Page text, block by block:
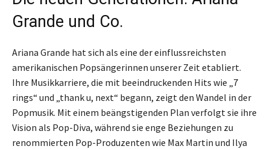
Grande und Co.
Ariana Grande hat sich als eine der einflussreichsten
amerikanischen Popsängerinnen unserer Zeit etabliert.
Ihre Musikkarriere, die mit beeindruckenden Hits wie „7
rings“ und „thank u, next“ begann, zeigt den Wandel in der
Popmusik. Mit einem beängstigenden Plan verfolgt sie ihre
Vision als Pop-Diva, während sie enge Beziehungen zu
renommierten Pop-Produzenten wie Max Martin und Ilya